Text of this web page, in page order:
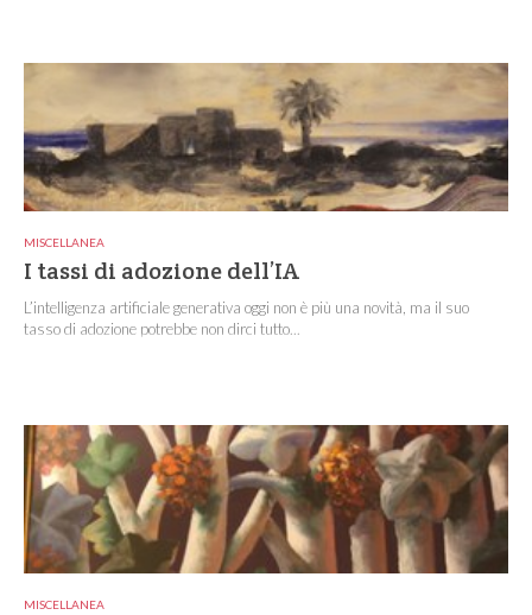
MISCELLANEA
I tassi di adozione dell’IA
L’intelligenza artificiale generativa oggi non è più una novità, ma il suo
tasso di adozione potrebbe non dirci tutto...
MISCELLANEA